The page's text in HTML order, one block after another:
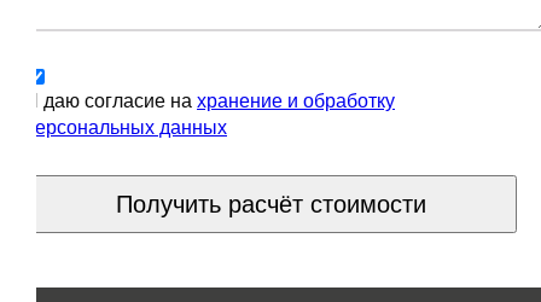
Я даю согласие на хранение и обработку
персональных данных
Получить расчёт стоимости